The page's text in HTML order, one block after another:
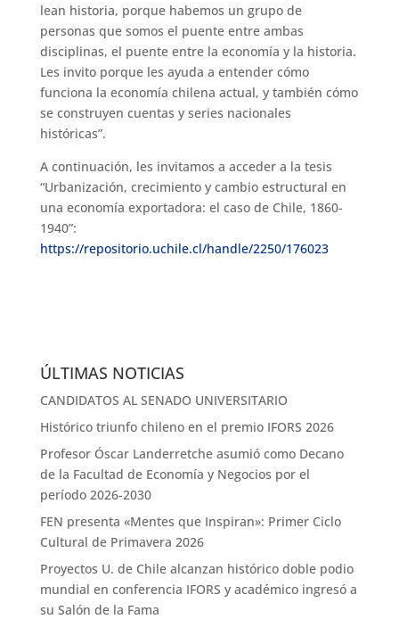
lean historia, porque habemos un grupo de
personas que somos el puente entre ambas
disciplinas, el puente entre la economía y la historia.
Les invito porque les ayuda a entender cómo
funciona la economía chilena actual, y también cómo
se construyen cuentas y series nacionales
históricas”.
A continuación, les invitamos a acceder a la tesis
“Urbanización, crecimiento y cambio estructural en
una economía exportadora: el caso de Chile, 1860-
1940”:
https://repositorio.uchile.cl/handle/2250/176023
ÚLTIMAS NOTICIAS
CANDIDATOS AL SENADO UNIVERSITARIO
Histórico triunfo chileno en el premio IFORS 2026
Profesor Óscar Landerretche asumió como Decano
de la Facultad de Economía y Negocios por el
período 2026-2030
FEN presenta «Mentes que Inspiran»: Primer Ciclo
Cultural de Primavera 2026
Proyectos U. de Chile alcanzan histórico doble podio
mundial en conferencia IFORS y académico ingresó a
su Salón de la Fama